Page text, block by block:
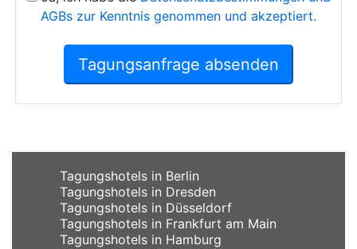
AGBs zur Kenntnis genommen und akzeptiert.
Tagungsanfrage absenden
Tagungshotels in Berlin
Tagungshotels in Dresden
Tagungshotels in Düsseldorf
Tagungshotels in Frankfurt am Main
Tagungshotels in Hamburg